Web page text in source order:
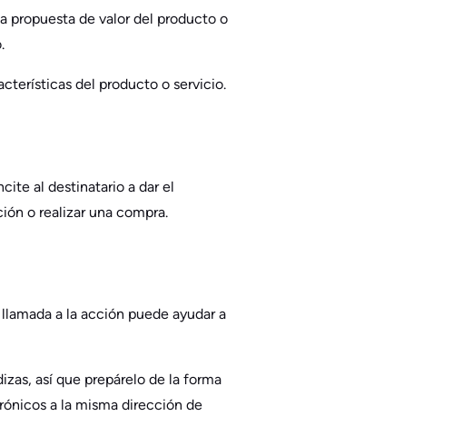
propuesta de valor del producto o
del producto o servicio.
al destinatario a dar el
o realizar una compra.
a la acción puede ayudar a
así que prepárelo de la forma
a la misma dirección de